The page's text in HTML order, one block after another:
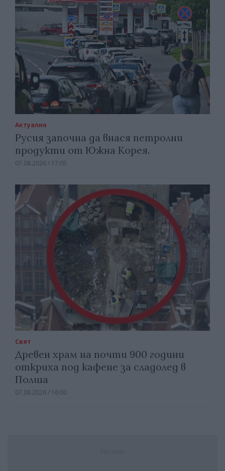
Актуално
Русия започна да внася петролни
продукти от Южна Корея.
07.08.2026 / 17:05
Свят
Древен храм на почти 900 години
откриха под кафене за сладолед в
Полша
07.08.2026 / 16:00